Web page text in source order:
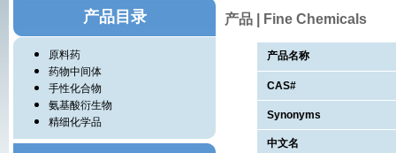
产品目录
原料药
药物中间体
手性化合物
氨基酸衍生物
精细化学品
产品 | Fine Chemicals
产品名称
CAS#
Synonyms
中文名